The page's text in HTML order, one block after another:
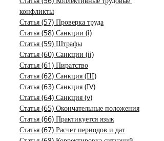
конфликты
Статья (57) Проверка труда
Статья (58) Санкции (i)
Статья (59) Штрафы
Статья (60) Санкции (ii)
Статья (61) Пиратство
Статья (62) Санкция (III)
Статья (63) Санкция (IV)
Статья (64) Санкция (v)
Статья (65) Окончательные положения
Статья (66) Практикуется язык
Статья (67) Расчет периодов и дат